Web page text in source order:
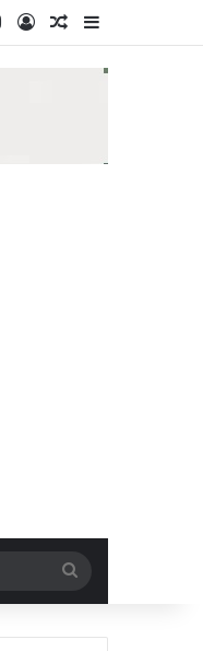
Instagram
Log InRandom Article
Sidebar
for